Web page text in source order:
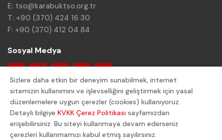
E: tso@karabuktso.org.tr
T: +90 (370) 424 16 30
F: +90 (370) 412 04 84
Sosyal Medya
© 2024 Karabük TSO. Tüm Hakları Saklıdır.
Gizlilik PolitikasıKVKK Aydınlatma Metni
Sizlere daha etkin bir deneyim sunabilmek, internet
sitemizin kullanımını ve işlevselliğini geliştirmek için yasal
düzenlemelere uygun çerezler (cookies) kullanıyoruz.
Detaylı bilgiye KVKK Çerez Politikası sayfamızdan
erişebilirsiniz. Bu siteyi kullanmaya devam ederseniz
çerezleri kullanmamızı kabul etmiş sayılırsınız.